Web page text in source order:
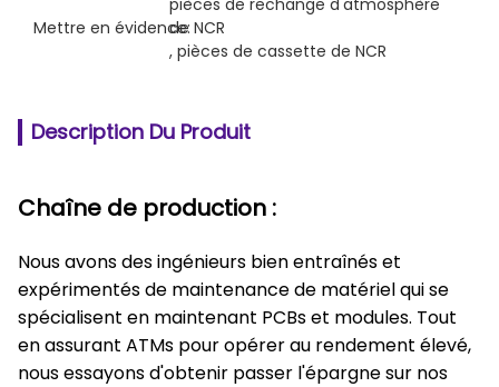
Mettre en évidence:
pièces de rechange d'atmosphère
de NCR
, pièces de cassette de NCR
Description Du Produit
Chaîne de production :
Nous avons des ingénieurs bien entraînés et
expérimentés de maintenance de matériel qui se
spécialisent en maintenant PCBs et modules. Tout
en assurant ATMs pour opérer au rendement élevé,
nous essayons d'obtenir passer l'épargne sur nos